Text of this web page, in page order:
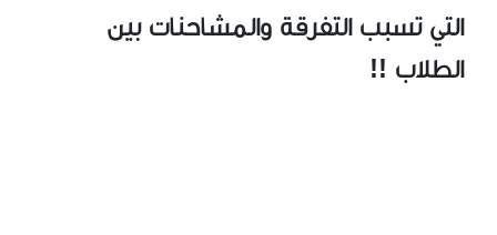
التي تسبب التفرقة والمشاحنات بين
الطلاب !!